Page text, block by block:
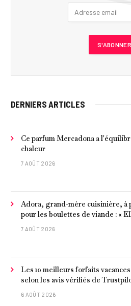
DERNIERS ARTICLES
Ce parfum Mercadona a
chaleur
7 AOÛT 2026
Adora, grand-mère cuisinière, à
pour les boulettes de viande : «
curcuma, du poivre, une
7 AOÛT 2026
Les 10 meilleurs forfaits
selon les avis vérifiés de
6 AOÛT 2026